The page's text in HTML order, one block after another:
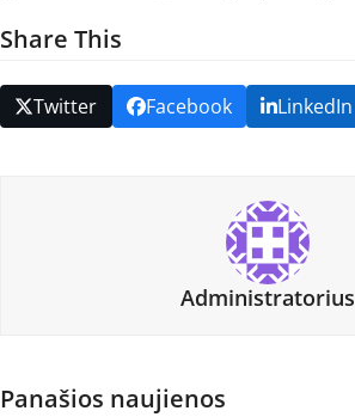
Share This
Twitter Facebook LinkedIn
Administratorius
Panašios naujienos